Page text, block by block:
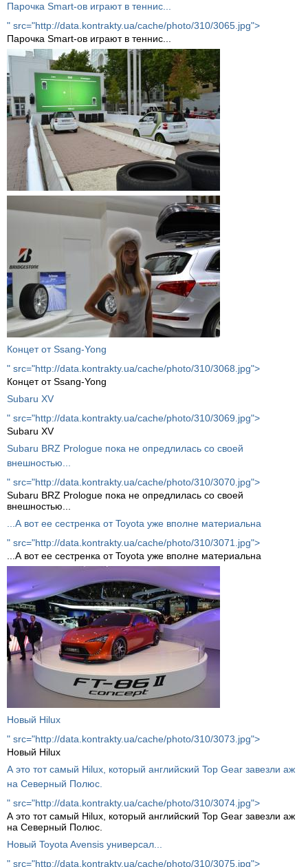
Парочка Smart-ов играют в теннис...
" src="http://data.kontrakty.ua/cache/photo/310/3065.jpg">
Парочка Smart-ов играют в теннис...
Концет от Ssang-Yong
" src="http://data.kontrakty.ua/cache/photo/310/3068.jpg">
Концет от Ssang-Yong
Subaru XV
" src="http://data.kontrakty.ua/cache/photo/310/3069.jpg">
Subaru XV
Subaru BRZ Prologue пока не опредлилась со своей
внешностью...
" src="http://data.kontrakty.ua/cache/photo/310/3070.jpg">
Subaru BRZ Prologue пока не опредлилась со своей
внешностью...
...А вот ее сестренка от Toyota уже вполне материальна
" src="http://data.kontrakty.ua/cache/photo/310/3071.jpg">
...А вот ее сестренка от Toyota уже вполне материальна
Новый Hilux
" src="http://data.kontrakty.ua/cache/photo/310/3073.jpg">
Новый Hilux
А это тот самый Hilux, который английский Top Gear завезли аж
на Северный Полюс.
" src="http://data.kontrakty.ua/cache/photo/310/3074.jpg">
А это тот самый Hilux, который английский Top Gear завезли аж
на Северный Полюс.
Новый Toyota Avensis универсал...
" src="http://data.kontrakty.ua/cache/photo/310/3075.jpg">